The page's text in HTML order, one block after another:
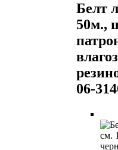
Белт
50м.,
06-